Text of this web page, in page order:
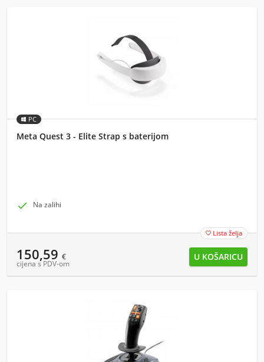
PC
Meta Quest 3 - Elite Strap s baterijom
 Na zalihi
 Lista želja
150,59 €
cijena s PDV-om